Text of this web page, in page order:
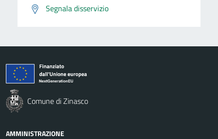
Segnala disservizio
Comune di Zinasco
AMMINISTRAZIONE